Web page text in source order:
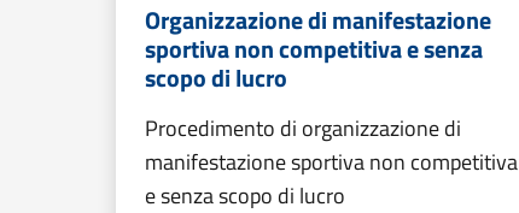
Organizzazione di manifestazione
sportiva non competitiva e senza
scopo di lucro
Procedimento di organizzazione di
manifestazione sportiva non competitiva
e senza scopo di lucro